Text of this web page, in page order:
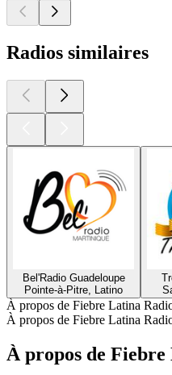
Radios similaires
Bel'Radio Guadeloupe
Pointe-à-Pitre, Latino
À propos de Fiebre Latina
À propos de Fiebre Latina
À propos de